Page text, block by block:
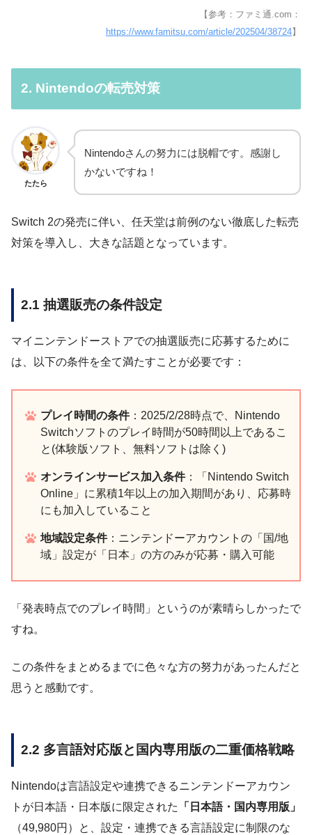
【参考：ファミ通.com：
https://www.famitsu.com/article/202504/38724】
2. Nintendoの転売対策
たたら
Nintendoさんの努力には脱帽です。感謝し
かないですね！
Switch 2の発売に伴い、任天堂は前例のない徹底した転売
対策を導入し、大きな話題となっています。
2.1 抽選販売の条件設定
マイニンテンドーストアでの抽選販売に応募するために
は、以下の条件を全て満たすことが必要です：
プレイ時間の条件：2025/2/28時点で、Nintendo
Switchソフトのプレイ時間が50時間以上であるこ
と(体験版ソフト、無料ソフトは除く)
オンラインサービス加入条件：「Nintendo Switch
Online」に累積1年以上の加入期間があり、応募時
にも加入していること
地域設定条件：ニンテンドーアカウントの「国/地
域」設定が「日本」の方のみが応募・購入可能
「発表時点でのプレイ時間」というのが素晴らしかったで
すね。
この条件をまとめるまでに色々な方の努力があったんだと
思うと感動です。
2.2 多言語対応版と国内専用版の二重価格戦略
Nintendoは言語設定や連携できるニンテンドーアカウン
トが日本語・日本版に限定された
「日本語・国内専用版」
（49,980円）と、設定・連携できる言語設定に制限のな